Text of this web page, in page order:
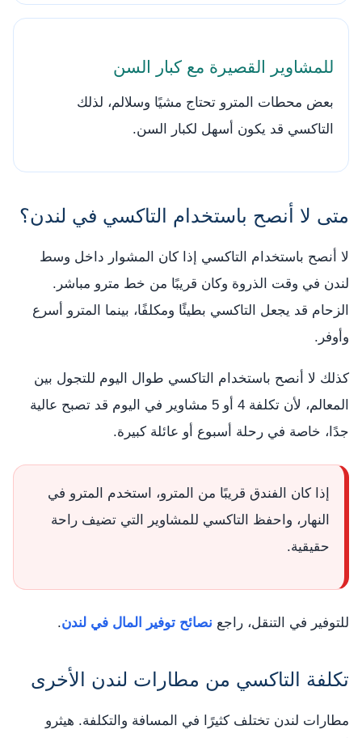
للمشاوير القصيرة مع كبار السن
بعض محطات المترو تحتاج مشيًا وسلالم، لذلك
التاكسي قد يكون أسهل لكبار السن.
متى لا أنصح باستخدام التاكسي في لندن؟
لا أنصح باستخدام التاكسي إذا كان المشوار داخل وسط
لندن في وقت الذروة وكان قريبًا من خط مترو مباشر.
الزحام قد يجعل التاكسي بطيئًا ومكلفًا، بينما المترو أسرع
وأوفر.
كذلك لا أنصح باستخدام التاكسي طوال اليوم للتجول بين
المعالم، لأن تكلفة 4 أو 5 مشاوير في اليوم قد تصبح عالية
جدًا، خاصة في رحلة أسبوع أو عائلة كبيرة.
إذا كان الفندق قريبًا من المترو، استخدم المترو في
النهار، واحفظ التاكسي للمشاوير التي تضيف راحة
حقيقية.
للتوفير في التنقل، راجع نصائح توفير المال في لندن.
تكلفة التاكسي من مطارات لندن الأخرى
مطارات لندن تختلف كثيرًا في المسافة والتكلفة. هيثرو